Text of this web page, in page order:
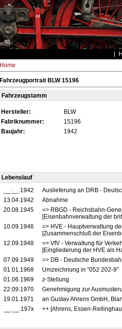
Home
Fahrzeugportrait BLW 15196
Fahrzeugstamm
Hersteller:
BLW
Fabriknummer:
15196
Baujahr:
1942
Lebenslauf
__.__.1942
Auslieferung an DRB -
13.04.1942
Abnahme
20.08.1945
=> RBGD - Reichsbahn-
[Eisenbahnverwaltung der
10.09.1946
=> HVE - Hauptverwaltung
[Zusammenschluß der
12.09.1948
=> VfV - Verwaltung für
[Eingliederung der HVE als
07.09.1949
=> DB - Deutsche
01.01.1968
Umzeichnung in "052 202-9"
01.06.1969
z-Stellung
22.09.1970
Genehmigung zur
19.01.1971
an Gustav Ahrens GmbH,
__.__.197x
++ [Ahrens, Essen-